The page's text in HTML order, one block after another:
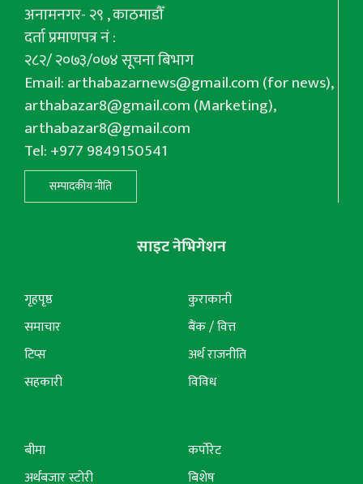
अनामनगर- २९ , काठमाडौँ
दर्ता प्रमाणपत्र नं :
२८२/ २०७३/०७४ सूचना बिभाग
Email:arthabazarnews@gmail.com(for news),
arthabazar8@gmail.com(Marketing),
arthabazar8@gmail.com
Tel: +977 9849150541
सम्पादकीय नीति
साइट नेभिगेशन
गृहपृष्ठ
समाचार
टिप्स
सहकारी
कुराकानी
बैंक / वित्त
अर्थ राजनीति
विविध
बीमा
अर्थबजार स्टोरी
कर्पोरेट
बिशेष